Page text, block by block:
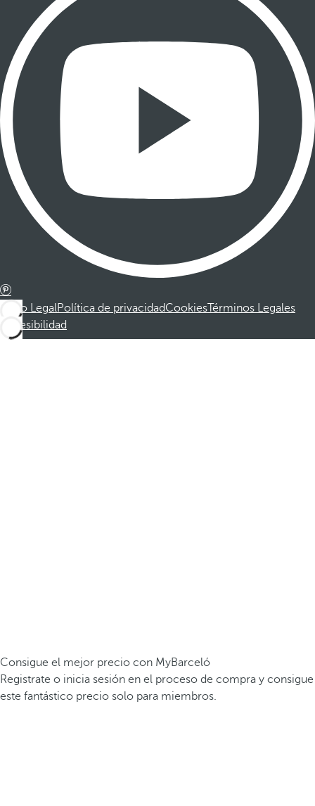
Aviso LegalPolítica de privacidadCookiesTérminos Legales
Accesibilidad
Consigue el mejor precio con MyBarceló
Registrate o inicia sesión en el proceso de compra y consigue
este fantástico precio solo para miembros.